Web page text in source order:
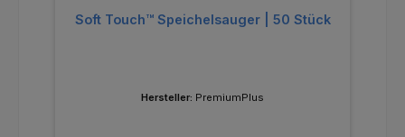
Soft Touch™ Speichelsauger | 50 Stück
Hersteller: PremiumPlus